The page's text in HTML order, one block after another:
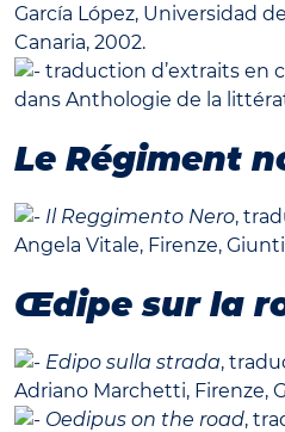
García López, Universidad
Canaria, 2002.
traduction d’extraits en
dans Anthologie de la
Le Régiment
Il Reggimento Nero,
Angela Vitale, Firenze,
Œdipe sur la
Edipo sulla strada,
Adriano Marchetti, Firenze,
Oedipus on the road,